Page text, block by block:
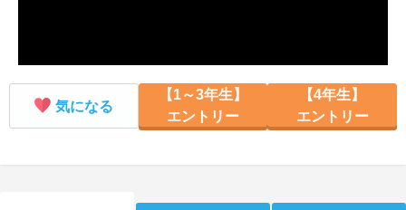
気になる
【1～3年生】
エントリー
【4年生】
エントリー